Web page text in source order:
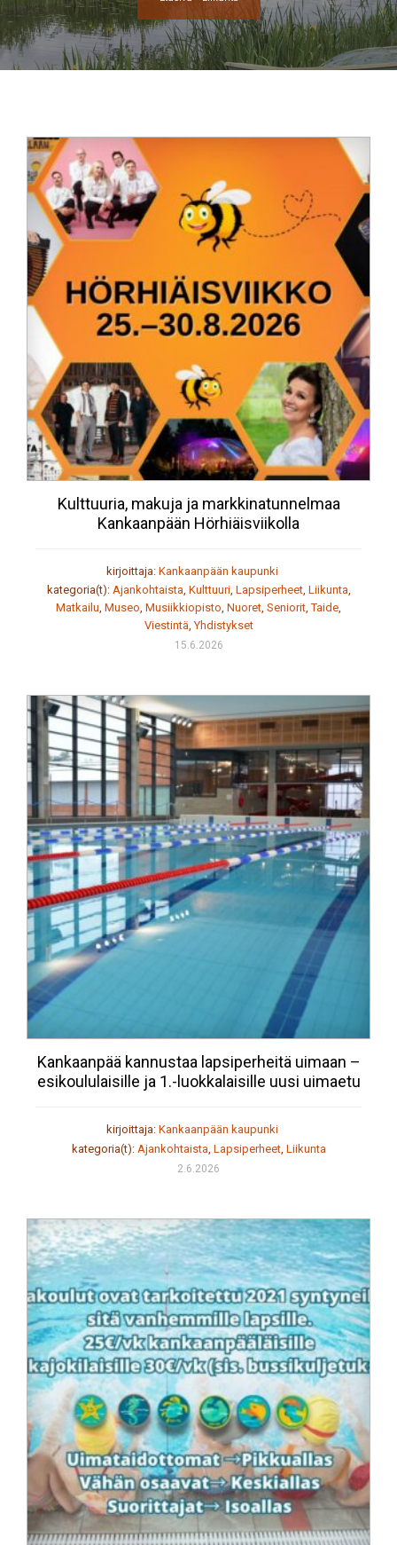
Kulttuuria, makuja ja markkinatunnelmaa
Kankaanpään Hörhiäisviikolla
kirjoittaja: Kankaanpään kaupunki
kategoria(t): Ajankohtaista, Kulttuuri, Lapsiperheet, Liikunta,
Matkailu, Museo, Musiikkiopisto, Nuoret, Seniorit,Taide,
Viestintä,Yhdistykset
15.6.2026
Kankaanpää kannustaa lapsiperheitä uimaan –
esikoululaisille ja 1.-luokkalaisille uusi uimaetu
kirjoittaja: Kankaanpään kaupunki
kategoria(t): Ajankohtaista, Lapsiperheet, Liikunta
2.6.2026